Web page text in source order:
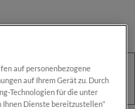
auf personenbezogene
auf Ihrem Gerät zu. Durch
Technologien für die unter
Ihnen Dienste bereitzustellen“